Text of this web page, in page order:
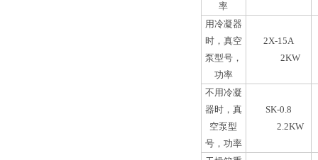
率
用冷凝器
时，真空
泵型号，
功率
2X-15A
2KW
不用冷凝
器时，真
空泵型
号，功率
SK-0.8
2.2KW